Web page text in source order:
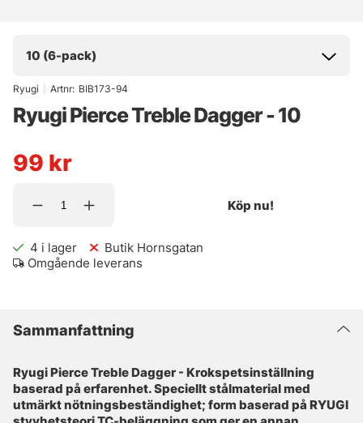
10 (6-pack)
Ryugi Artnr: BIB173-94
Ryugi Pierce Treble Dagger - 10
99 kr
Köp nu!
4 i lager
Butik Hornsgatan
Omgående leverans
Sammanfattning
Ryugi Pierce Treble Dagger - Krokspetsinställning
baserad på erfarenhet. Speciellt stålmaterial med
utmärkt nötningsbeständighet; form baserad på RYUGI